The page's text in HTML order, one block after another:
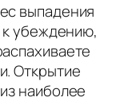
выпадения
к убеждению,
Открытие
наиболее